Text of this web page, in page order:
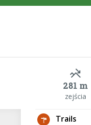
281 m
zejścia
Trails